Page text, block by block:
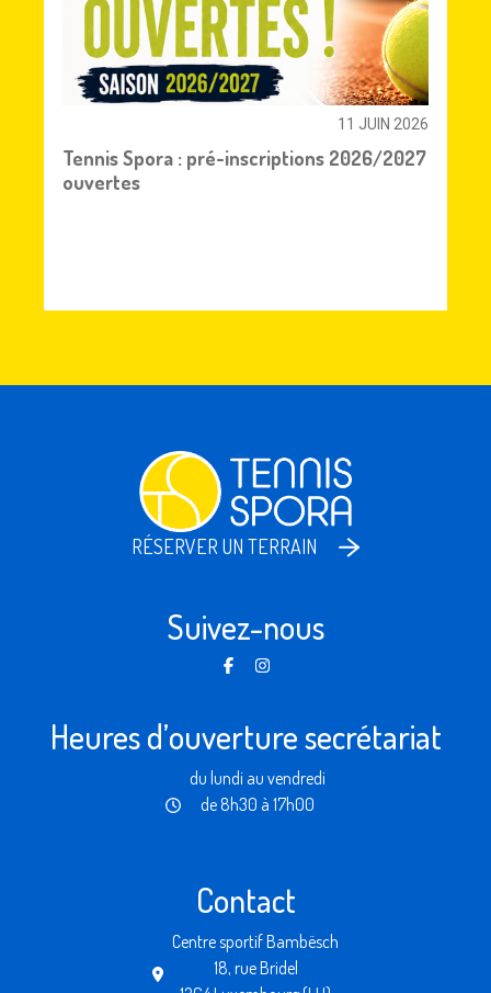
11 JUIN 2026
Tennis Spora : pré-inscriptions 2026/2027
ouvertes
RÉSERVER UN TERRAIN
Suivez-nous
Heures d’ouverture secrétariat
du lundi au vendredi
de 8h30 à 17h00
Contact
Centre sportif Bambësch
18, rue Bridel